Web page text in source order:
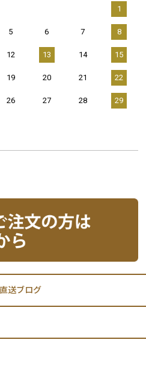
1
5 6 7 8
12 13 14 15
19 20 21 22
26 27 28 29
送ブログ